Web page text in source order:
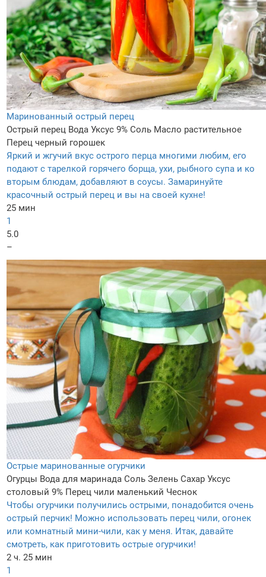
Маринованный острый перец
Острый перец Вода Уксус 9% Соль Масло растительное
Перец черный горошек
Яркий и жгучий вкус острого перца многими любим, его
подают с тарелкой горячего борща, ухи, рыбного супа и ко
вторым блюдам, добавляют в соусы. Замаринуйте
красочный острый перец и вы на своей кухне!
25 мин
1
5.0
–
Острые маринованные огурчики
Огурцы Вода для маринада Соль Зелень Сахар Уксус
столовый 9% Перец чили маленький Чеснок
Чтобы огурчики получились острыми, понадобится очень
острый перчик! Можно использовать перец чили, огонек
или комнатный мини-чили, как у меня. Итак, давайте
смотреть, как приготовить острые огурчики!
2 ч. 25 мин
1